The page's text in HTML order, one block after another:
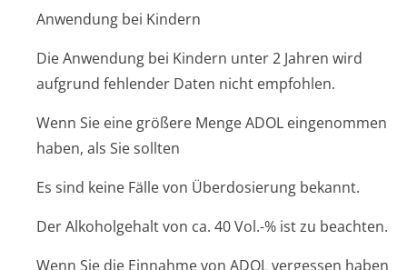
Anwendung bei Kindern
Die Anwendung bei Kindern unter 2 Jahren wird
aufgrund fehlender Daten nicht empfohlen.
Wenn Sie eine größere Menge ADOL eingenommen
haben, als Sie sollten
Es sind keine Fälle von Überdosierung bekannt.
Der Alkoholgehalt von ca. 40 Vol.-% ist zu beachten.
Wenn Sie die Einnahme von ADOL vergessen haben